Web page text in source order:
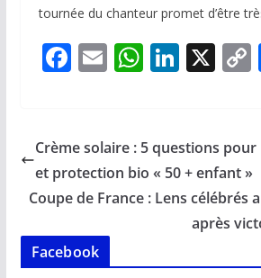
tournée du chanteur promet d’être
F
b
o
o
k
E
l
W
s
A
p
Li
e
dI
n
X
Li
Crème solaire : 5 questions
et protection bio « 50 + enfant »
Coupe de France : Lens célébrés
après
Facebook